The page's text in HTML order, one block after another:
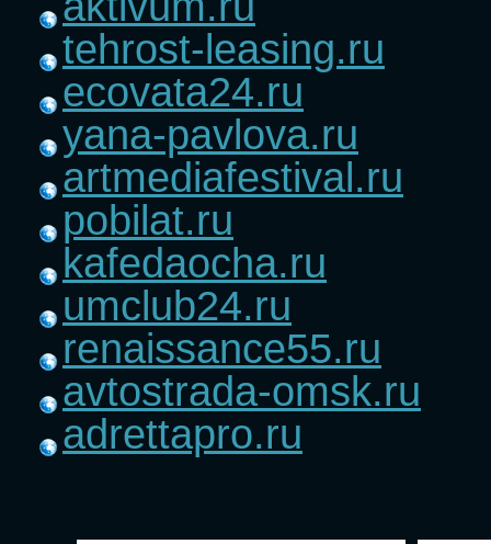
tehrost-leasing.ru
ecovata24.ru
yana-pavlova.ru
artmediafestival.ru
pobilat.ru
kafedaocha.ru
umclub24.ru
renaissance55.ru
avtostrada-omsk.ru
adrettapro.ru